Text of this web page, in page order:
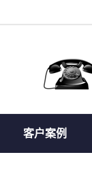
客户案例